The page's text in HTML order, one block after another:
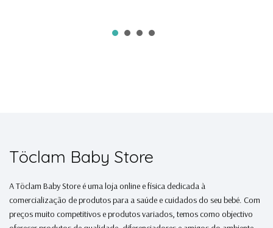
Töclam Baby Store
A Töclam Baby Store é uma loja online e física dedicada à
comercialização de produtos para a saúde e cuidados do seu bebé. Com
preços muito competitivos e produtos variados, temos como objectivo